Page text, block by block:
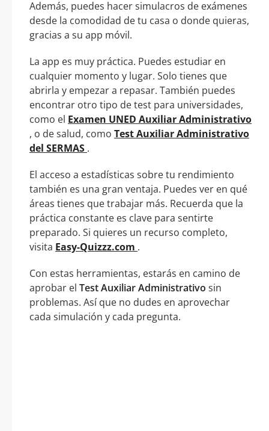
Además, puedes hacer simulacros de exámenes
desde la comodidad de tu casa o donde quieras,
gracias a su app móvil.
La app es muy práctica. Puedes estudiar en
cualquier momento y lugar. Solo tienes que
abrirla y empezar a repasar. También puedes
encontrar otro tipo de test para universidades,
como el Examen UNED Auxiliar Administrativo
, o de salud, como Test Auxiliar Administrativo
del SERMAS .
El acceso a estadísticas sobre tu rendimiento
también es una gran ventaja. Puedes ver en qué
áreas tienes que trabajar más. Recuerda que la
práctica constante es clave para sentirte
preparado. Si quieres un recurso completo,
visita Easy-Quizzz.com .
Con estas herramientas, estarás en camino de
aprobar el Test Auxiliar Administrativo sin
problemas. Así que no dudes en aprovechar
cada simulación y cada pregunta.